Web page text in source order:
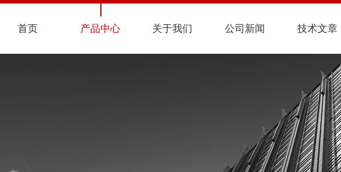
首页 产品中心 关于我们 公司新闻 技术文章